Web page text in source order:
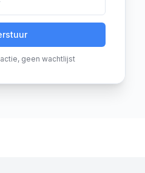
geen wachtlijst